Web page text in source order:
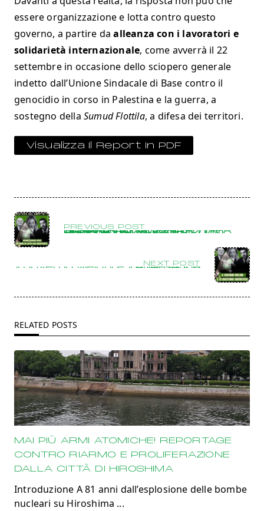
essere organizzazione e lotta contro questo
governo, a partire daalleanza con i lavoratori e
solidarietà internazionale, come avverrà il 22
settembre in occasione dello sciopero generale
indetto dall’Unione Sindacale di Base contro il
genocidio in corso in Palestina e la guerra, a
sostegno della Sumud Flottila, a difesa dei territori.
Visualizza Il Report In PDF
PREVIOUS POST
IL GOVERNO MELONI DICHIARA GUERRA ALL’AMBIENTE: ORGANIZZIAMOCI VERSO UN ANNO DI LOTTA ECO-RESISTENTE!
NEXT POST
Il governo Meloni e la questione energetica
RELATED POSTS
MAI PIÙ ARMI ATOMICHE! REPORTAGE
CONTRO RIARMO E PROLIFERAZIONE
DALLA CITTÀ DI HIROSHIMA
Introduzione A 81 anni dall’esplosione delle bombe
nucleari su Hiroshima ...